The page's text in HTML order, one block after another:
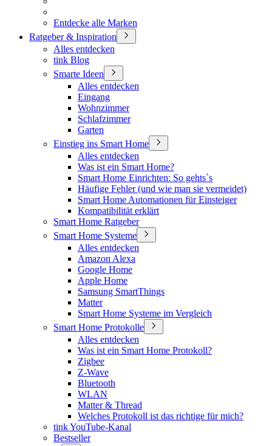
Entdecke alle Marken
Ratgeber & Inspiration
Alles entdecken
tink Blog
Smarte Ideen
Alles entdecken
Eingang
Wohnzimmer
Schlafzimmer
Garten
Einstieg ins Smart Home
Alles entdecken
Was ist ein Smart Home?
Smart Home Einrichten: So gehts`s
Häufige Fehler (und wie man sie vermeidet)
Smart Home Automationen für Einsteiger
Kompatibilität erklärt
Smart Home Ratgeber
Smart Home Systeme
Alles entdecken
Amazon Alexa
Google Home
Apple Home
Samsung SmartThings
Matter
Smart Home Systeme im Vergleich
Smart Home Protokolle
Alles entdecken
Was ist ein Smart Home Protokoll?
Zigbee
Z-Wave
Bluetooth
WLAN
Matter & Thread
Welches Protokoll ist das richtige für mich?
tink YouTube-Kanal
Bestseller